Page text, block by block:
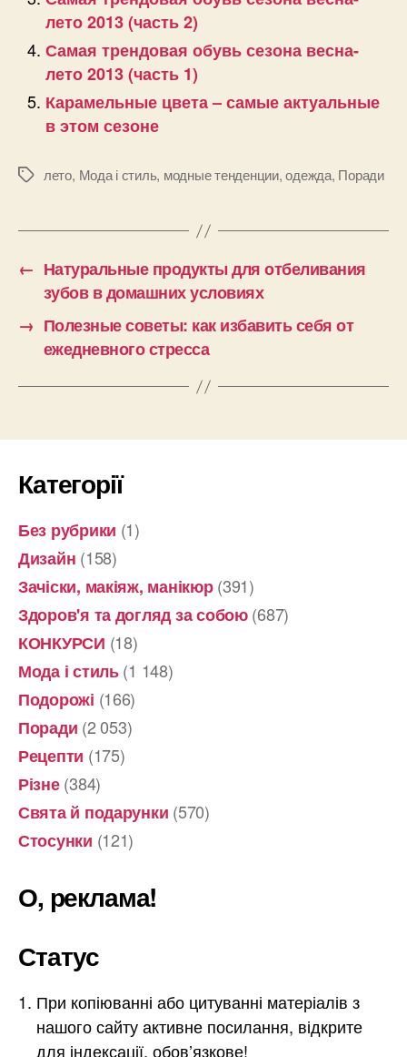
лето 2013 (часть 2)
Самая трендовая обувь сезона весна-
лето 2013 (часть 1)
Карамельные цвета – самые актуальные
в этом сезоне
Позначки
лето, Мода і стиль, модные тенденции,одежда, Поради
← Натуральные продукты для отбеливания
зубов в домашних условиях
→ Полезные советы: как избавить себя от
ежедневного стресса
Категорії
Без рубрики (1)
Дизайн (158)
Зачіски, макіяж, манікюр(391)
Здоров'я та догляд за собою(687)
КОНКУРСИ (18)
Мода і стиль(1 148)
Подорожі (166)
Поради (2 053)
Рецепти (175)
Різне(384)
Свята й подарунки (570)
Стосунки (121)
О, реклама!
Статус
При копіюванні або цитуванні матеріалів з
нашого сайту активне посилання, відкрите
для індексації, обов’язкове!